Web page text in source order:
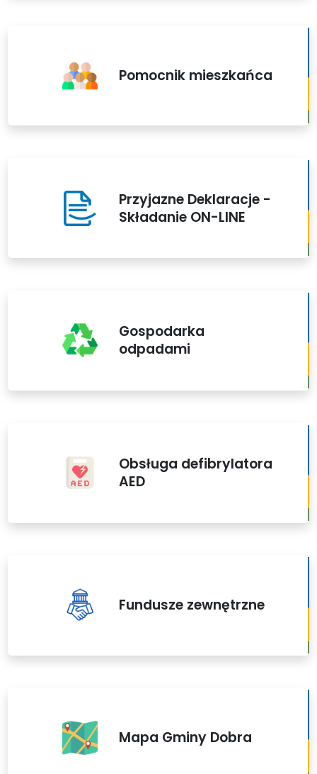
Pomocnik mieszkańca
Przyjazne Deklaracje -
Składanie ON-LINE
Gospodarka
odpadami
Obsługa defibrylatora
AED
Fundusze zewnętrzne
Mapa Gminy Dobra